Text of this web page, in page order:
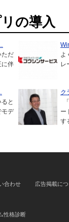
の導入
ただ
に伴
よ
レ
と
モデ
ク
ー
す
合わせ 広告掲載に
性格診断